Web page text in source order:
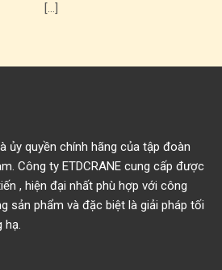
[…]
ủy quyền chính hãng của tập đoàn
Công ty ETDCRANE cung cấp được
, hiện đại nhất phù hợp với công
sản phẩm và đặc biệt là giải pháp tối
hạ.